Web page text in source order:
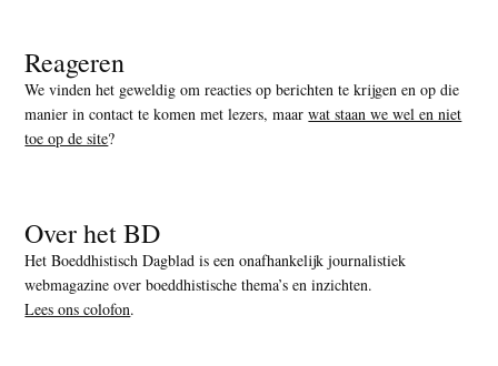
Reageren
We vinden het geweldig om reacties op berichten te krijgen en op die
manier in contact te komen met lezers, maarwat staan we wel en niet
toe op de site?
Over het BD
Het Boeddhistisch Dagblad is een onafhankelijk journalistiek
webmagazine over boeddhistische thema’s en inzichten.
Lees ons colofon.